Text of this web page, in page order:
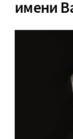
имени